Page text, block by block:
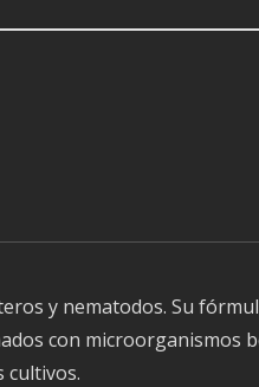
y nematodos. Su
con microorganismos
cultivos.